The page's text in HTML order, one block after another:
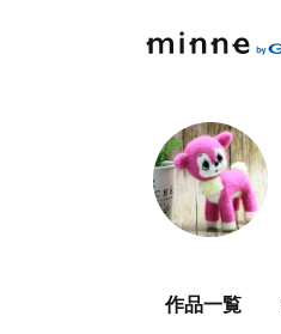
作品一覧